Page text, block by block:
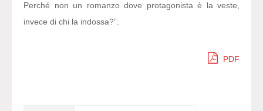
Perché non un romanzo dove protagonista è la veste,
invece di chi la indossa?”.
PDF